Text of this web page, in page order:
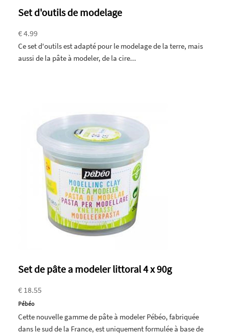
Set d'outils de modelage
€ 4.99
Ce set d'outils est adapté pour le modelage de la terre, mais
aussi de la pâte à modeler, de la cire...
Set de pâte a modeler littoral 4 x 90g
€ 18.55
Pébéo
Cette nouvelle gamme de pâte à modeler Pébéo, fabriquée
dans le sud de la France, est uniquement formulée à base de